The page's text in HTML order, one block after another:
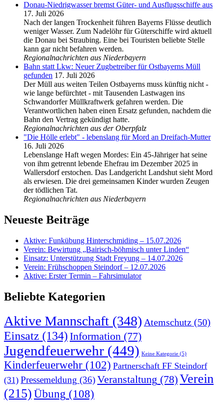
Donau-Niedrigwasser bremst Güter- und Ausflugsschiffe aus
17. Juli 2026
Nach der langen Trockenheit führen Bayerns Flüsse deutlich
weniger Wasser. Zum Nadelöhr für Güterschiffe wird aktuell
die Donau bei Straubing. Eine bei Touristen beliebte Stelle
kann gar nicht befahren werden.
Regionalnachrichten aus Niederbayern
Bahn statt Lkw: Neuer Zugbetreiber für Ostbayerns Müll
gefunden 17. Juli 2026
Der Müll aus weiten Teilen Ostbayerns muss künftig nicht -
wie lange befürchtet - mit Tausenden Lastwagen ins
Schwandorfer Müllkraftwerk gefahren werden. Die
Verantwortlichen haben einen Ersatz gefunden, nachdem die
Bahn den Vertrag gekündigt hatte.
Regionalnachrichten aus der Oberpfalz
"Die Hölle erlebt" - lebenslang für Mord an Dreifach-Mutter
16. Juli 2026
Lebenslange Haft wegen Mordes: Ein 45-Jähriger hat seine
von ihm getrennt lebende Ehefrau im Dezember 2025 in
Wallersdorf erstochen. Das Landgericht Landshut sieht Mord
als erwiesen. Die drei gemeinsamen Kinder wurden Zeugen
der tödlichen Tat.
Regionalnachrichten aus Niederbayern
Neueste Beiträge
Aktive: Funkübung Hinterschmiding – 15.07.2026
Verein: Bewirtung „Bairisch-böhmisch unter Linden“
Einsatz: Unterstützung Stadt Freyung – 14.07.2026
Verein: Frühschoppen Steindorf – 12.07.2026
Aktive: Erster Termin – Fahrsimulator
Beliebte Kategorien
Aktive Mannschaft (348) Atemschutz (50)
Einsatz (134) Information (77)
Jugendfeuerwehr (449) Keine Kategorie (5)
Kinderfeuerwehr (102) Partnerschaft FF Steindorf
(31) Pressemeldung (36)Veranstaltung (78)Verein
(215)Übung (108)